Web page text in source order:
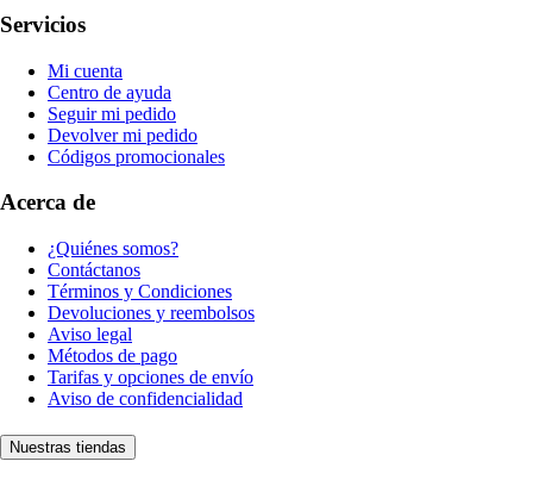
Servicios
Mi cuenta
Centro de ayuda
Seguir mi pedido
Devolver mi pedido
Códigos promocionales
Acerca de
¿Quiénes somos?
Contáctanos
Términos y Condiciones
Devoluciones y reembolsos
Aviso legal
Métodos de pago
Tarifas y opciones de envío
Aviso de confidencialidad
Nuestras tiendas